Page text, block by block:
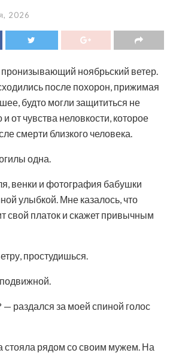
2026
ноябрьский ветер.
после похорон, прижимая
будто могли защититься не
и от чувства неловкости, которое
смерти близкого человека.
одна.
венки и фотография бабушки
улыбкой. Мне казалось, что
свой платок и скажет привычным
простудишься.
— раздался за моей спиной голос
стояла рядом со своим мужем. На